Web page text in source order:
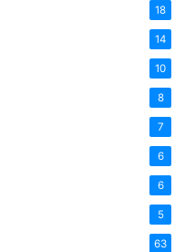
18
14
10
8
7
6
6
5
63